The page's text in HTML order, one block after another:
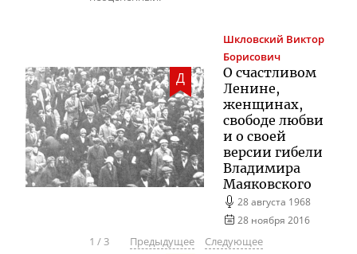
Д
Шкловский Виктор
Борисович
О счастливом
Ленине,
женщинах,
свободе любви
и о своей
версии гибели
Владимира
Маяковского
28 августа 1968
28 ноября 2016
1 /3 Предыдущее
Следующее